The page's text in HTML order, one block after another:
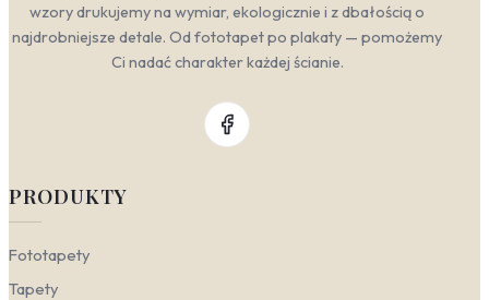
wzory drukujemy na wymiar, ekologicznie i z dbałością o
najdrobniejsze detale. Od fototapet po plakaty — pomożemy
Ci nadać charakter każdej ścianie.
PRODUKTY
Fototapety
Tapety